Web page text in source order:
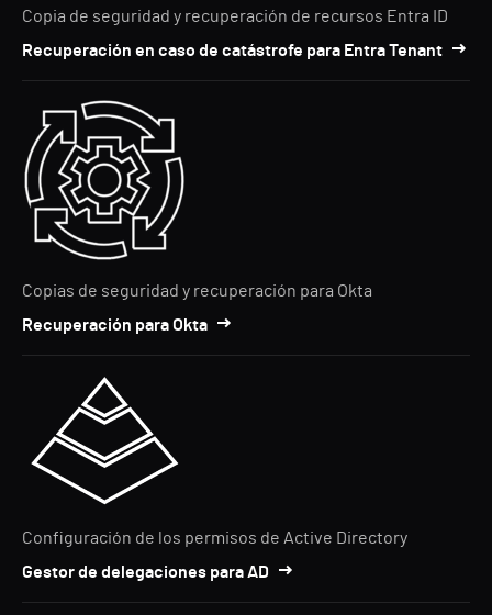
Copia de seguridad y recuperación de recursos Entra ID
Recuperación en caso de catástrofe para Entra Tenant
Copias de seguridad y recuperación para Okta
Recuperación para Okta
Configuración de los permisos de Active Directory
Gestor de delegaciones para AD